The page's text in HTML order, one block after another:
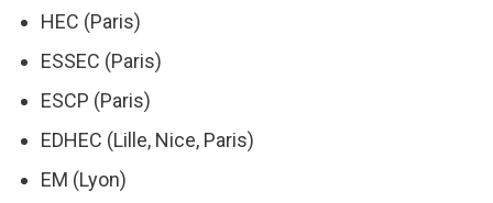
HEC (Paris)
ESSEC (Paris)
ESCP (Paris)
EDHEC (Lille, Nice, Paris)
EM (Lyon)